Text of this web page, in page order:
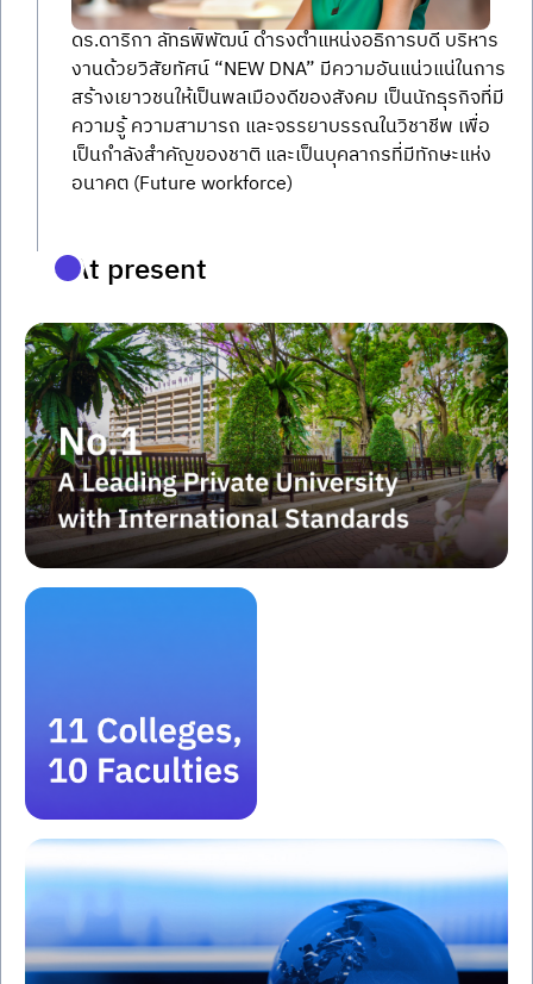
ดร.ดาริกา ลัทธพิพัฒน์ ดำรงตำแหน่งอธิการบดี บริหาร
งานด้วยวิสัยทัศน์ “NEW DNA” มีความอันแน่วแน่ในการ
สร้างเยาวชนให้เป็นพลเมืองดีของสังคม เป็นนักธุรกิจที่มี
ความรู้ ความสามารถ และจรรยาบรรณในวิชาชีพ เพื่อ
เป็นกำลังสำคัญของชาติ และเป็นบุคลากรที่มีทักษะแห่ง
อนาคต (Future workforce)
At present